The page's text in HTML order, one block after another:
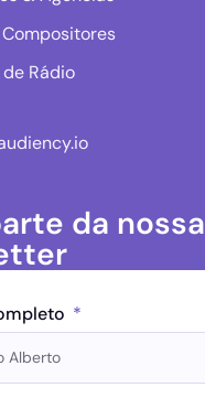
Rádio
da nossa